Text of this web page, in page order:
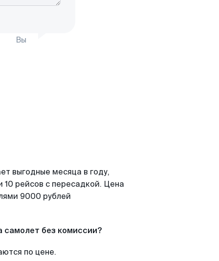
Вы
выгодные месяца в году,
рейсов с пересадкой. Цена
9000 рублей
самолет без комиссии?
по цене.